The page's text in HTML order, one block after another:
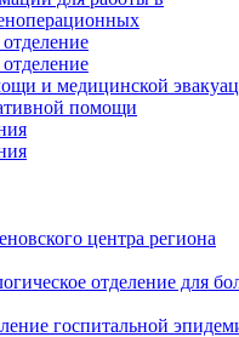
и медицинской
помощи
центра региона
отделение для
госпитальной